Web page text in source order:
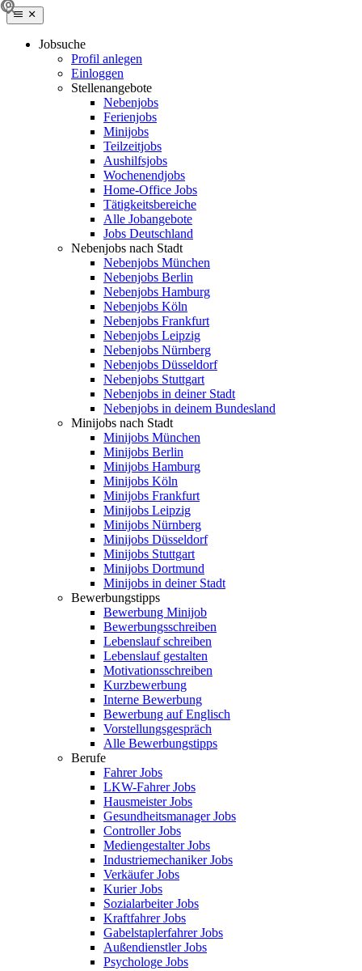
Jobsuche
Profil anlegen
Einloggen
Stellenangebote
Nebenjobs
Ferienjobs
Minijobs
Teilzeitjobs
Aushilfsjobs
Wochenendjobs
Home-Office Jobs
Tätigkeitsbereiche
Alle Jobangebote
Jobs Deutschland
Nebenjobs nach Stadt
Nebenjobs München
Nebenjobs Berlin
Nebenjobs Hamburg
Nebenjobs Köln
Nebenjobs Frankfurt
Nebenjobs Leipzig
Nebenjobs Nürnberg
Nebenjobs Düsseldorf
Nebenjobs Stuttgart
Nebenjobs in deiner Stadt
Nebenjobs in deinem Bundesland
Minijobs nach Stadt
Minijobs München
Minijobs Berlin
Minijobs Hamburg
Minijobs Köln
Minijobs Frankfurt
Minijobs Leipzig
Minijobs Nürnberg
Minijobs Düsseldorf
Minijobs Stuttgart
Minijobs Dortmund
Minijobs in deiner Stadt
Bewerbungstipps
Bewerbung Minijob
Bewerbungsschreiben
Lebenslauf schreiben
Lebenslauf gestalten
Motivationsschreiben
Kurzbewerbung
Interne Bewerbung
Bewerbung auf Englisch
Vorstellungsgespräch
Alle Bewerbungstipps
Berufe
Fahrer Jobs
LKW-Fahrer Jobs
Hausmeister Jobs
Gesundheitsmanager Jobs
Controller Jobs
Mediengestalter Jobs
Industriemechaniker Jobs
Verkäufer Jobs
Kurier Jobs
Sozialarbeiter Jobs
Kraftfahrer Jobs
Gabelstaplerfahrer Jobs
Außendienstler Jobs
Psychologe Jobs